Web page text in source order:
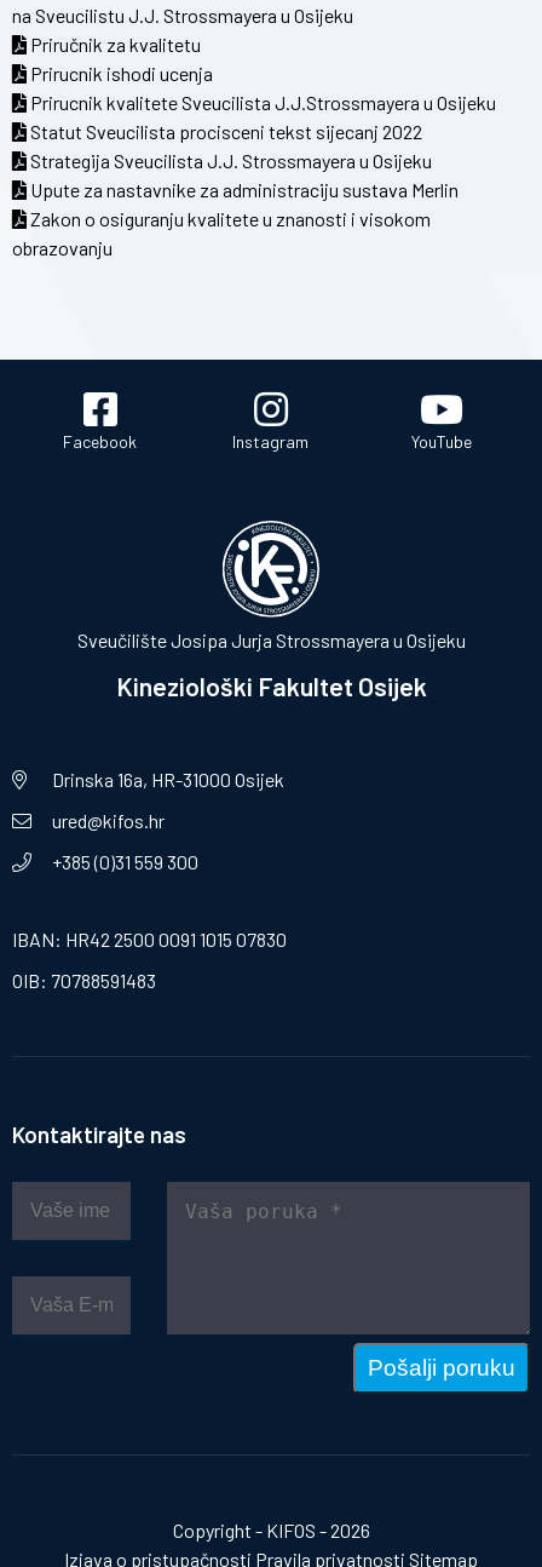
na Sveucilistu J.J. Strossmayera u Osijeku
Priručnik za kvalitetu
Prirucnik ishodi ucenja
Prirucnik kvalitete Sveucilista J.J.Strossmayera u Osijeku
Statut Sveucilista procisceni tekst sijecanj 2022
Strategija Sveucilista J.J. Strossmayera u Osijeku
Upute za nastavnike za administraciju sustava Merlin
Zakon o osiguranju kvalitete u znanosti i visokom
obrazovanju
Facebook Instagram YouTube
Sveučilište Josipa Jurja Strossmayera u Osijeku
Kineziološki Fakultet Osijek
Drinska 16a, HR-31000 Osijek
ured@kifos.hr
+385 (0)31 559 300
IBAN: HR42 2500 0091 1015 07830
OIB: 70788591483
Kontaktirajte nas
Pošalji poruku
Copyright - KIFOS - 2026
Izjava o pristupačnosti Pravila privatnosti Sitemap